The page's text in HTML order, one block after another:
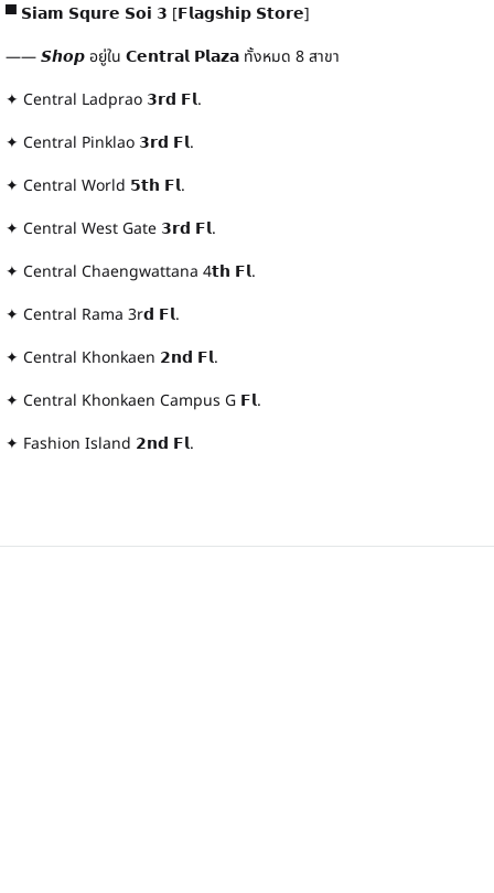
▀ 𝗦𝗶𝗮𝗺 𝗦𝗾𝘂𝗿𝗲 𝗦𝗼𝗶 𝟯 [𝗙𝗹𝗮𝗴𝘀𝗵𝗶𝗽 𝗦𝘁𝗼𝗿𝗲]
—— 𝙎𝙝𝙤𝙥 อยู่ใน 𝗖𝗲𝗻𝘁𝗿𝗮𝗹 𝗣𝗹𝗮𝘇𝗮 ทั้งหมด 8 สาขา
✦ Central Ladprao 𝟯𝗿𝗱 𝗙𝗹.
✦ Central Pinklao 𝟯𝗿𝗱 𝗙𝗹.
✦ Central World 𝟱𝘁𝗵 𝗙𝗹.
✦ Central West Gate 𝟯𝗿𝗱 𝗙𝗹.
✦ Central Chaengwattana 4𝘁𝗵 𝗙𝗹.
✦ Central Rama 3r𝗱 𝗙𝗹.
✦ Central Khonkaen 𝟮𝗻𝗱 𝗙𝗹.
✦ Central Khonkaen Campus G 𝗙𝗹.
✦ Fashion Island 𝟮𝗻𝗱 𝗙𝗹.